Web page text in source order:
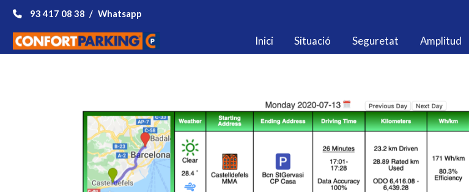
93 417 08 38 / Whatsapp
Inici Situació Seguretat Amplitud